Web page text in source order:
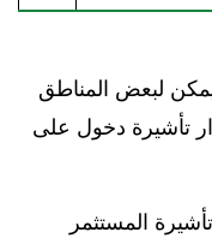
لبعض المناطق
تأشيرة دخول على
المستثمر